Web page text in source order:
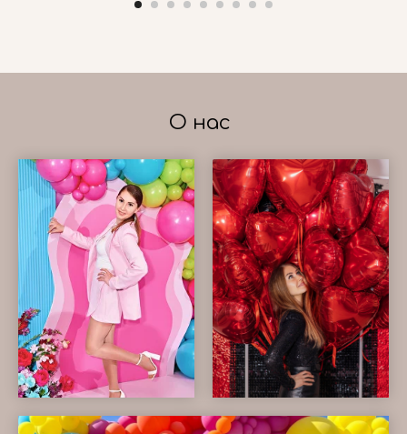
О нас